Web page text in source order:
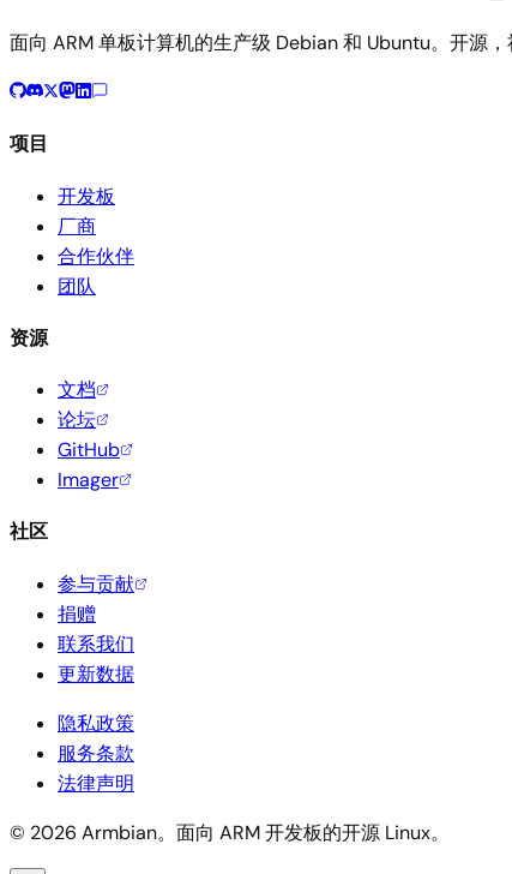
面向 ARM 单板计算机的生产级 Debian 和 Ubuntu。开源，
项目
开发板
厂商
合作伙伴
团队
资源
文档
论坛
GitHub
Imager
社区
参与贡献
捐赠
联系我们
更新数据
隐私政策
服务条款
法律声明
© 2026 Armbian。面向 ARM 开发板的开源 Linux。